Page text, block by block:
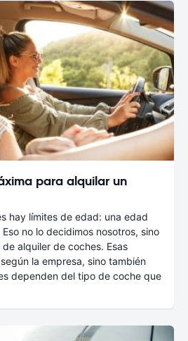
para alquilar un
hay límites de edad: una edad
no lo decidimos nosotros, sino
alquiler de coches. Esas
la empresa, sino también
dependen del tipo de coche que